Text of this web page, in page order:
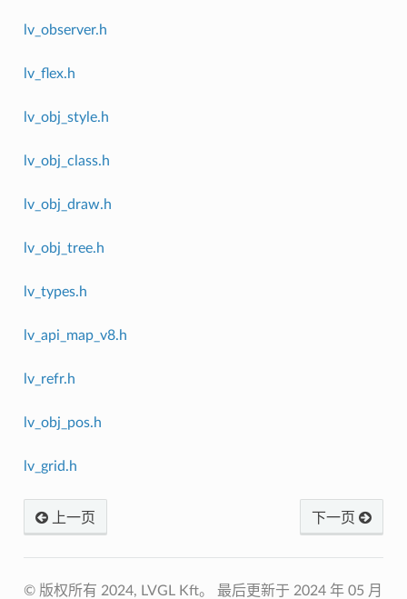
lv_observer.h
lv_flex.h
lv_obj_style.h
lv_obj_class.h
lv_obj_draw.h
lv_obj_tree.h
lv_types.h
lv_api_map_v8.h
lv_refr.h
lv_obj_pos.h
lv_grid.h
上一页 下一页
© 版权所有 2024, LVGL Kft。 最后更新于 2024 年 05 月